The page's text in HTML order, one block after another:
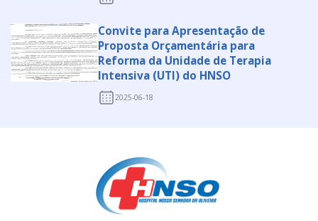
Convite para Apresentação de
Proposta Orçamentária para
Reforma da Unidade de Terapia
Intensiva (UTI) do HNSO
2025-06-18